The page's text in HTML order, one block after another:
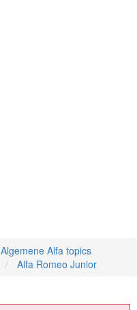
Algemene Alfa topics
Alfa Romeo Junior